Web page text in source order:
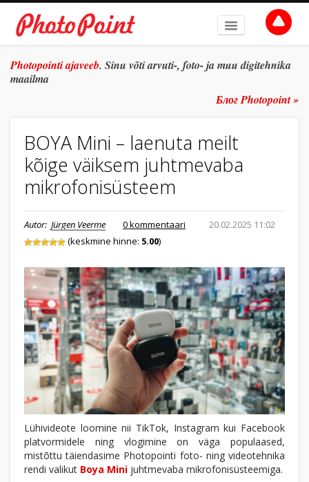
AVALEHT
SÜVITSI
ARHIIV
E-POOD
Photopointi ajaveeb. Sinu võti arvuti-, foto- ja muu digitehnika
maailma
Блог Photopoint »
BOYA Mini – laenuta meilt
kõige väiksem juhtmevaba
mikrofonisüsteem
Autor: Jürgen Veerme 20.02.2025 11:02
0 kommentaari
(keskmine hinne: 5.00)
Lühivideote loomine nii TikTok, Instagram kui Facebook
platvormidele ning vlogimine on väga populaased,
mistõttu täiendasime Photopointi foto- ning videotehnika
rendi valikut Boya Mini juhtmevaba mikrofonisüsteemiga.